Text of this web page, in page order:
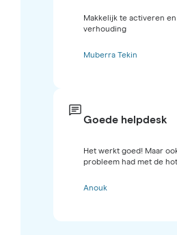
Makkelijk te activeren
verhouding
Muberra Tekin
Goede helpdesk
Het werkt goed! Maar
probleem had met de
Anouk